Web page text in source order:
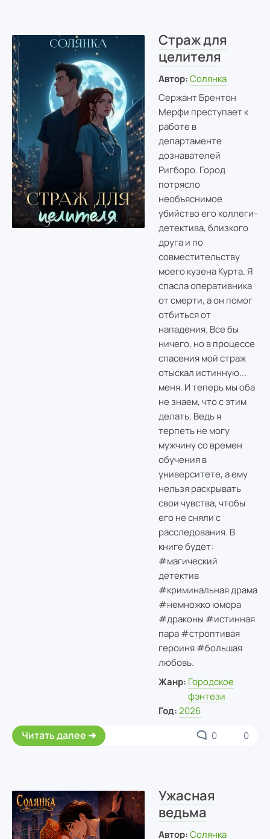
Страж для
целителя
Автор: Солянка
Сержант Брентон
Мерфи преступает к
работе в
департаменте
дознавателей
Ригборо. Город
потрясло
необъяснимое
убийство его коллеги-
детектива, близкого
друга и по
совместительству
моего кузена Курта. Я
спасла оперативника
от смерти, а он помог
отбиться от
нападения. Все бы
ничего, но в процессе
спасения мой страж
отыскал истинную...
меня. И теперь мы оба
не знаем, что с этим
делать. Ведь я
терпеть не могу
мужчину со времен
обучения в
университете, а ему
нельзя раскрывать
свои чувства, чтобы
его не сняли с
расследования. В
книге будет:
#магический
детектив
#криминальная драма
#немножко юмора
#драконы #истинная
пара #строптивая
героиня #большая
любовь.
Жанр: Городское
фэнтези
Год: 2026
Читать далее 0 0
Ужасная
ведьма
Автор: Солянка